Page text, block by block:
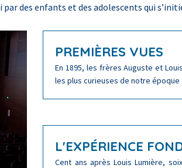
des enfants et des adolescents qui
PREMIÈRES VUES
En 1895, les frères Auguste et
les plus curieuses de notre
L'EXPÉRIENCE
Cent ans après Louis Lumière,